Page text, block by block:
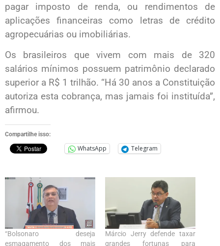
pagar imposto de renda, ou rendimentos de
aplicações financeiras como letras de crédito
agropecuárias ou imobiliárias.
Os brasileiros que vivem com mais de 320
salários mínimos possuem patrimônio declarado
superior a R$ 1 trilhão. “Há 30 anos a Constituição
autoriza esta cobrança, mas jamais foi instituída”,
afirmou.
Compartilhe isso:
WhatsApp Telegram
“Bolsonaro deseja
esmagamento dos mais
Márcio Jerry defende taxar
grandes fortunas para